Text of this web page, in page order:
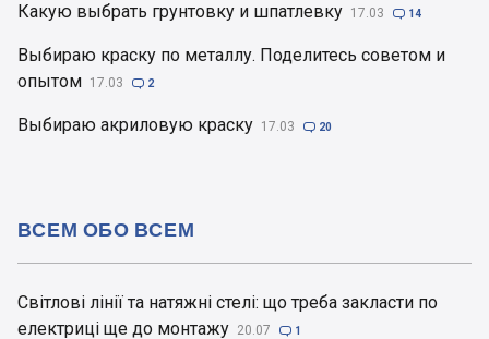
Какую выбрать грунтовку и шпатлевку 17.03  14
Выбираю краску по металлу. Поделитесь советом и
опытом 17.03  2
Выбираю акриловую краску 17.03  20
Світлові лінії та натяжні стелі: що треба закласти по
електриці ще до монтажу 20.07  1
ВСЕМ ОБО ВСЕМ